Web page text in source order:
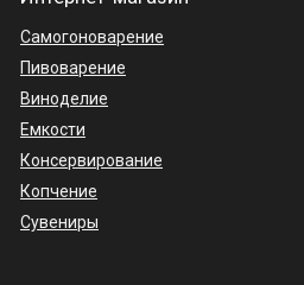
Самогоноварение
Пивоварение
Виноделие
Емкости
Консервирование
Копчение
Сувениры